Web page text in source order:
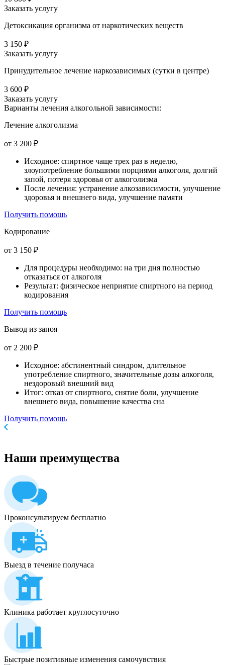
Заказать услугу
Детоксикация организма от наркотических веществ
3 150 ₽
Заказать услугу
Принудительное лечение наркозависимых (сутки в центре)
3 600 ₽
Заказать услугу
Варианты лечения алкогольной зависимости:
Лечение алкоголизма
от 3 200 ₽
Исходное: спиртное чаще трех раз в неделю,
злоупотребление большими порциями алкоголя, долгий
запой, потеря здоровья от алкоголизма
После лечения: устранение алкозависимости, улучшение
здоровья и внешнего вида, улучшение памяти
Получить помощь
Кодирование
от 3 150 ₽
Для процедуры необходимо: на три дня полностью
отказаться от алкоголя
Результат: физическое неприятие спиртного на период
кодирования
Получить помощь
Вывод из запоя
от 2 200 ₽
Исходное: абстинентный синдром, длительное
употребление спиртного, значительные дозы алкоголя,
нездоровый внешний вид
Итог: отказ от спиртного, снятие боли, улучшение
внешнего вида, повышение качества сна
Получить помощь
Наши преимущества
Проконсультируем бесплатно
Выезд в течение получаса
Клиника работает круглосуточно
Быстрые позитивные изменения самочувствия